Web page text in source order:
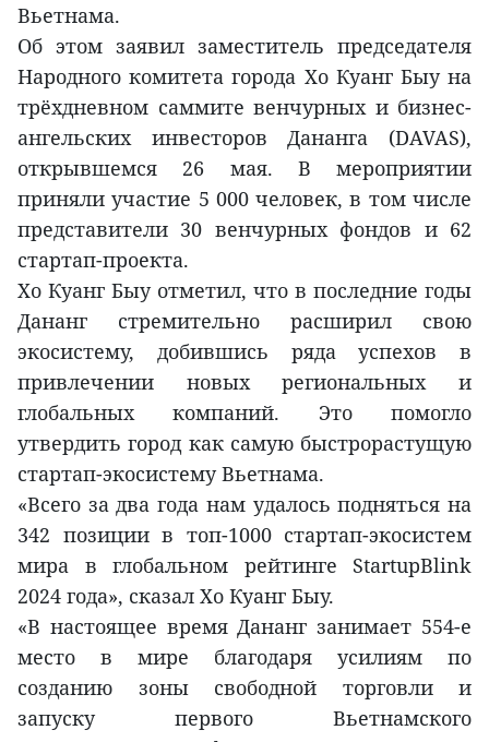
Вьетнама.
Об этом заявил заместитель председателя
Народного комитета города Хо Куанг Быу на
трёхдневном саммите венчурных и бизнес-
ангельских инвесторов Дананга (DAVAS),
открывшемся 26 мая. В мероприятии
приняли участие 5 000 человек, в том числе
представители 30 венчурных фондов и 62
стартап-проекта.
Хо Куанг Быу отметил, что в последние годы
Дананг стремительно расширил свою
экосистему, добившись ряда успехов в
привлечении новых региональных и
глобальных компаний. Это помогло
утвердить город как самую быстрорастущую
стартап-экосистему Вьетнама.
«Всего за два года нам удалось подняться на
342 позиции в топ-1000 стартап-экосистем
мира в глобальном рейтинге StartupBlink
2024 года», сказал Хо Куанг Быу.
«В настоящее время Дананг занимает 554-е
место в мире благодаря усилиям по
созданию зоны свободной торговли и
запуску первого Вьетнамского